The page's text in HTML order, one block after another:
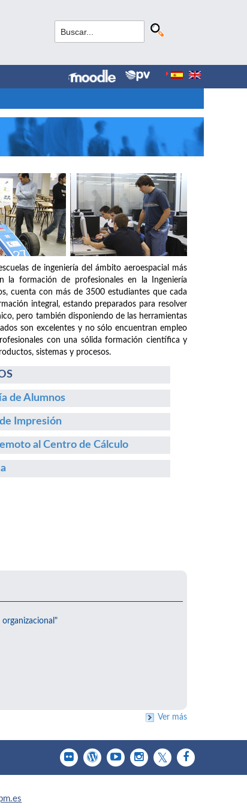
de ingeniería del ámbito aeroespacial más
la formación de profesionales en la Ingeniería
cuenta con más de 3500 estudiantes que cada
integral, estando preparados para resolver
pero también disponiendo de las herramientas
son excelentes y no sólo encuentran empleo
con una sólida formación científica y
sistemas y procesos.
de Alumnos
Impresión
al Centro de Cálculo
Ver más